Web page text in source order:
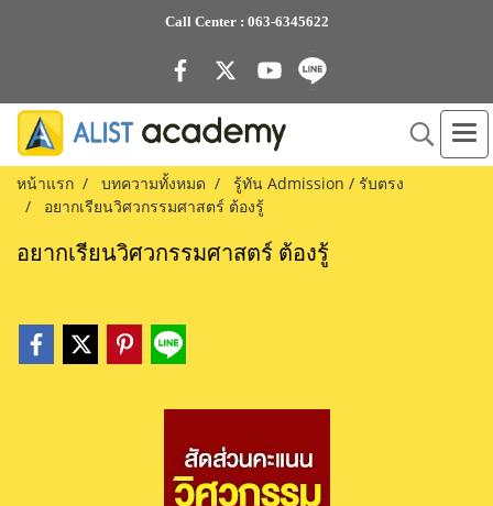
Call Center : 063-6345622
หน้าแรก บทความทั้งหมด
รู้ทัน Admission / รับตรง
อยากเรียนวิศวกรรมศาสตร์ ต้องรู้
อยากเรียนวิศวกรรมศาสตร์ ต้องรู้